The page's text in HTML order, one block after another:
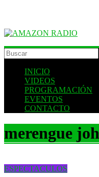
AMAZON
ESTACIÓN
MUSICAL
FUTURO
INICIO
VIDEOS
PROGRAMACIÓN
EVENTOS
CONTACTO
merengue
ESPECTACULOS